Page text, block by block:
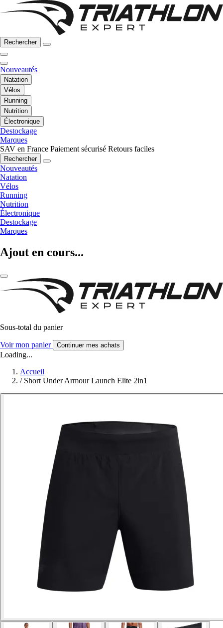
Rechercher
Nouveautés
Natation
Vélos
Running
Nutrition
Électronique
Destockage
Marques
SAV en France Paiement sécurisé Retours faciles
Rechercher
Nouveautés
Natation
Vélos
Running
Nutrition
Électronique
Destockage
Marques
Ajout en cours...
Sous-total du panier
Voir mon panier Continuer mes achats
Loading...
Accueil
/ Short Under Armour Launch Elite 2in1